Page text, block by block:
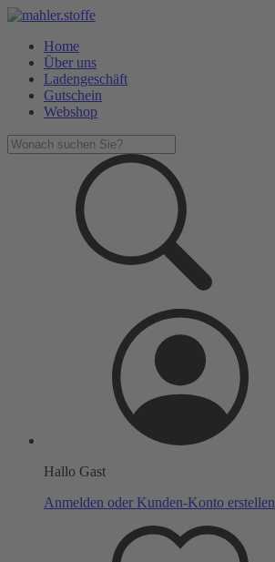
Home
Über uns
Ladengeschäft
Gutschein
Webshop
Hallo Gast
Anmelden oder Kunden-Konto erstellen